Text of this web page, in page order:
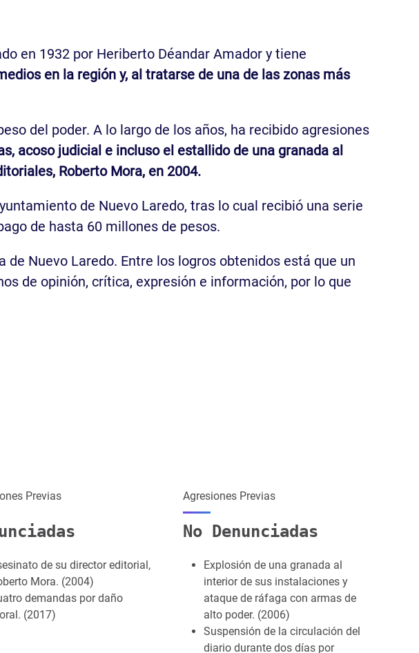
en 1932 por Heriberto Déandar Amador y tiene
en la región y, al tratarse de una de las zonas más
del poder. A lo largo de los años, ha recibido agresiones
acoso judicial e incluso el estallido de una granada al
Roberto Mora, en 2004.
de Nuevo Laredo, tras lo cual recibió una serie
de hasta 60 millones de pesos.
Nuevo Laredo. Entre los logros obtenidos está que un
de opinión, crítica, expresión e información, por lo que
Previas
de su director editorial,
Mora. (2004)
demandas por daño
(2017)
Agresiones Previas
No Denunciadas
Explosión de una granada al
interior de sus instalaciones y
ataque de ráfaga con armas de
alto poder. (2006)
Suspensión de la circulación del
diario durante dos días por